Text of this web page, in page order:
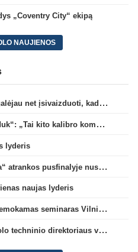
„Coventry City“ ekipą
NAUJIENOS
M. Capanas: „Prieš pusmetį negalėjau net įsivaizduoti, kad žaisime prieš „Hajduk“
A. Skerla prieš dvikovą su „Hajduk“: „Tai kito kalibro komanda“
lyderis
Persvaros neišsaugojusi „Gintra“ atrankos pusfinalyje nusileido Škotijos čempionėms
naujas lyderis
Pradedantiesiems teisėjams – nemokamas seminaras Vilniuje šį penktadienį
K. Rudžionis tęs LFF salės futbolo techninio direktoriaus veiklą